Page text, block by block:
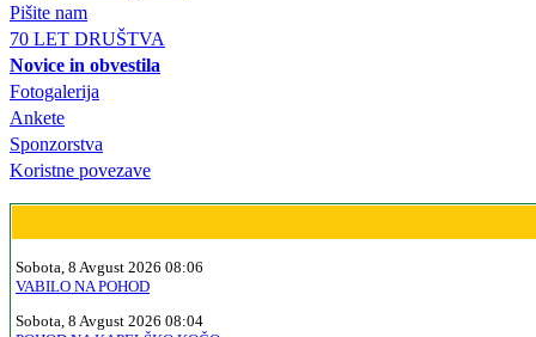
Pišite nam
70 LET DRUŠTVA
Novice in obvestila
Fotogalerija
Ankete
Sponzorstva
Koristne povezave
Sobota, 8 Avgust 2026 08:06
VABILO NA POHOD
Sobota, 8 Avgust 2026 08:04